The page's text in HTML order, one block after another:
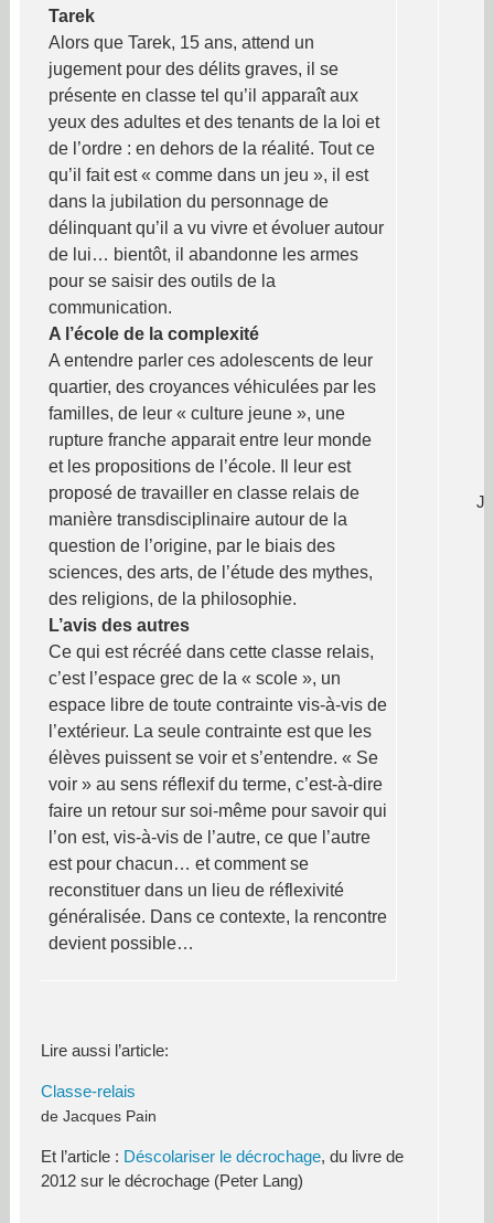
Tarek
Alors que Tarek, 15 ans, attend un
jugement pour des délits graves, il se
présente en classe tel qu’il apparaît aux
yeux des adultes et des tenants de la loi et
de l’ordre : en dehors de la réalité. Tout ce
qu’il fait est « comme dans un jeu », il est
dans la jubilation du personnage de
délinquant qu’il a vu vivre et évoluer autour
de lui… bientôt, il abandonne les armes
pour se saisir des outils de la
communication.
A l’école de la complexité
A entendre parler ces adolescents de leur
quartier, des croyances véhiculées par les
familles, de leur « culture jeune », une
rupture franche apparait entre leur monde
et les propositions de l’école. Il leur est
proposé de travailler en classe relais de
manière transdisciplinaire autour de la
question de l’origine, par le biais des
sciences, des arts, de l’étude des mythes,
des religions, de la philosophie.
L’avis des autres
Ce qui est récréé dans cette classe relais,
c’est l’espace grec de la « scole », un
espace libre de toute contrainte vis-à-vis de
l’extérieur. La seule contrainte est que les
élèves puissent se voir et s’entendre. « Se
voir » au sens réflexif du terme, c’est-à-dire
faire un retour sur soi-même pour savoir qui
l’on est, vis-à-vis de l’autre, ce que l’autre
est pour chacun… et comment se
reconstituer dans un lieu de réflexivité
généralisée. Dans ce contexte, la rencontre
devient possible…
Lire aussi l’article:
Classe-relais
de Jacques Pain
Et l’article : Déscolariser le décrochage, du livre de
2012 sur le décrochage (Peter Lang)